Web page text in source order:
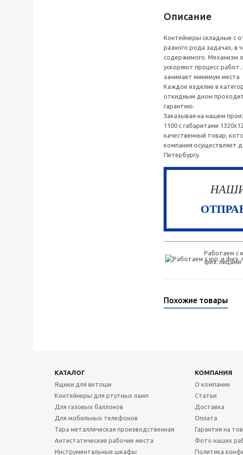
Описание
Контейнеры складные с
разного рода задачах, в
содержимого. Механизм
ускоряют процесс работ.
занимает минимум места
Каждое изделие в
откидным дном проходит
гарантию.
Заказывая на нашем
1100 с габаритами
качественный товар,
компания осуществляет
Петербургу.
Работаем с
физ. лицами
Похожие товары
КАТАЛОГ
КОМПАНИЯ
Ящики для ветоши
Контейнеры для ртутных ламп
Для газовых баллонов
Для мобильных телефонов
Тара металлическая производственная
Антистатические рабочие места
Инструментальные шкафы
О компании
Статьи
Доставка
Оплата
Гарантия на
Фото наших
Политика